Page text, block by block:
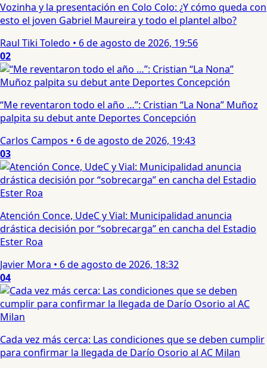
Vozinha y la presentación en Colo Colo: ¿Y cómo queda con
esto el joven Gabriel Maureira y todo el plantel albo?
Raul Tiki Toledo • 6 de agosto de 2026, 19:56
02
“Me reventaron todo el año …”: Cristian “La Nona” Muñoz
palpita su debut ante Deportes Concepción
Carlos Campos • 6 de agosto de 2026, 19:43
03
Atención Conce, UdeC y Vial: Municipalidad anuncia
drástica decisión por “sobrecarga” en cancha del Estadio
Ester Roa
Javier Mora • 6 de agosto de 2026, 18:32
04
Cada vez más cerca: Las condiciones que se deben cumplir
para confirmar la llegada de Darío Osorio al AC Milan